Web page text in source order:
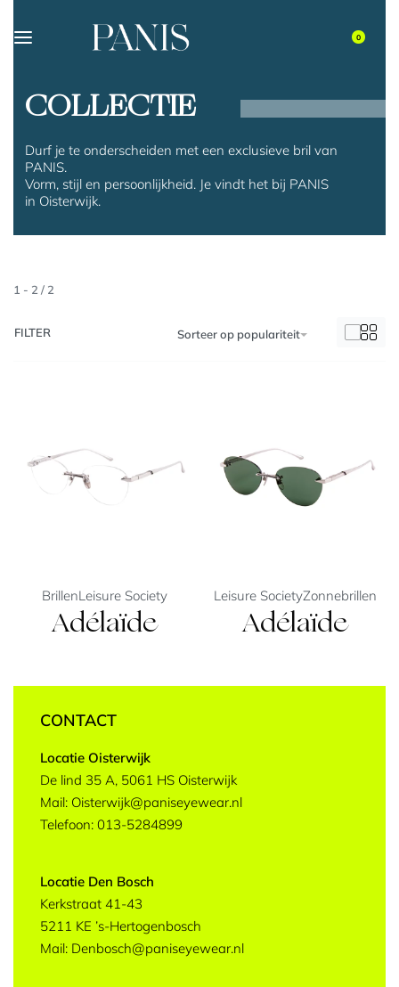
0
COLLECTIE
Durf je te onderscheiden met een exclusieve bril van
PANIS.
Vorm, stijl en persoonlijkheid. Je vindt het bij PANIS
in Oisterwijk.
1 - 2 / 2
Sorteer op populariteit
FILTER
BrillenLeisure Society
Adélaïde
Leisure SocietyZonnebrillen
Adélaïde
CONTACT
Locatie Oisterwijk
De lind 35 A, 5061 HS Oisterwijk
Mail: Oisterwijk@paniseyewear.nl
Telefoon: 013-5284899
Locatie Den Bosch
Kerkstraat 41-43
5211 KE ’s-Hertogenbosch
Mail: Denbosch@paniseyewear.nl